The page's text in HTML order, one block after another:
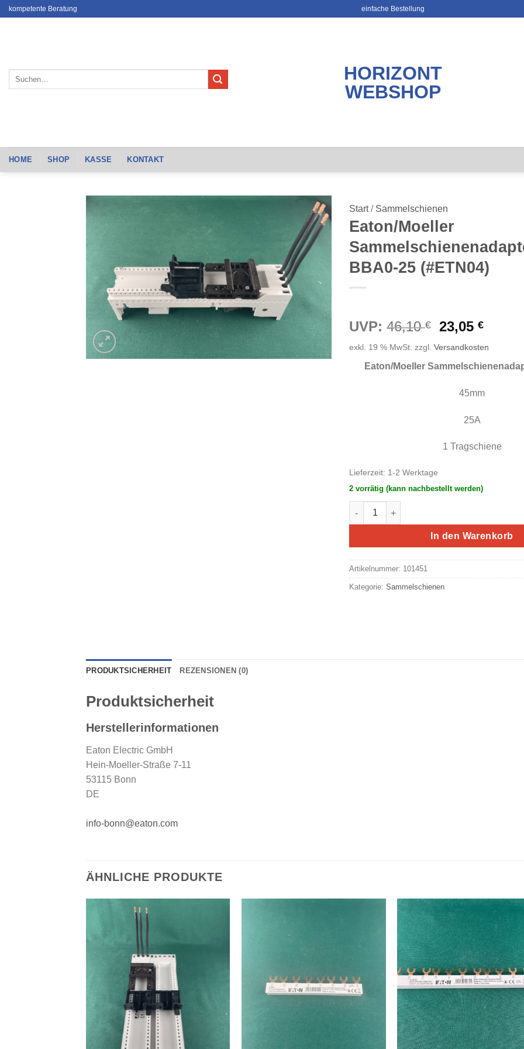
Zumkompetente Beratung einfache Bestellung
HORIZONT
WEBSHOP
HOME SHOP KASSE KONTAKT
Start / Sammelschienen
Eaton/Moeller
BBA0-25 (#ETN04)
UVP: 46,10€
war:
46,10 €
23,05€
ist:
23,05
exkl. 19 % MwSt. zzgl. Versandkosten
Eaton/Moeller
45mm
25A
1 Tragschiene
Lieferzeit: 1-2 Werktage
2 vorrätig (kann nachbestellt werden)
Eaton/Moeller Sammelschienenadapter
In den Warenkorb
Artikelnummer: 101451
Kategorie: Sammelschienen
PRODUKTSICHERHEIT REZENSIONEN (0)
Produktsicherheit
Herstellerinformationen
Eaton Electric GmbH
Hein-Moeller-Straße 7-11
53115 Bonn
DE
info-bonn@eaton.com
ÄHNLICHE PRODUKTE